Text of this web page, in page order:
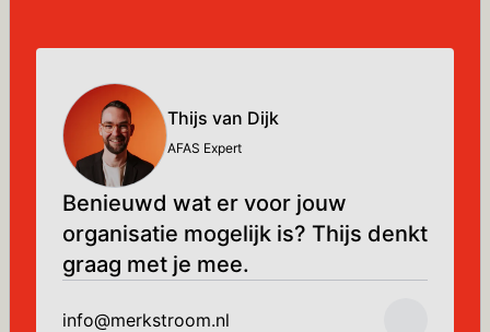
Benieuwd wat er voor jouw
organisatie mogelijk is? Thijs denkt
graag met je mee.
Thijs van Dijk
AFAS Expert
info@merkstroom.nl